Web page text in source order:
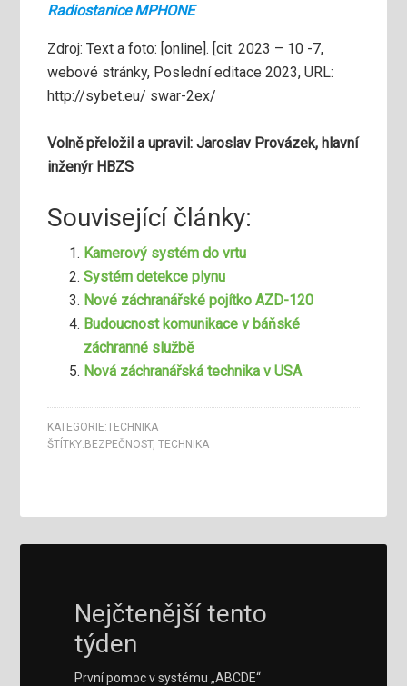
Radiostanice MPHONE
Zdroj: Text a foto: [online]. [cit. 2023 – 10 -7,
webové stránky, Poslední editace 2023, URL:
http://sybet.eu/ swar-2ex/
Volně přeložil a upravil: Jaroslav Provázek, hlavní
inženýr HBZS
Související články:
Kamerový systém do vrtu
Systém detekce plynu
Nové záchranářské pojítko AZD-120
Budoucnost komunikace v báňské
záchranné službě
Nová záchranářská technika v USA
KATEGORIE:TECHNIKA
ŠTÍTKY:BEZPEČNOST,TECHNIKA
Nejčtenější tento
týden
První pomoc v systému „ABCDE“